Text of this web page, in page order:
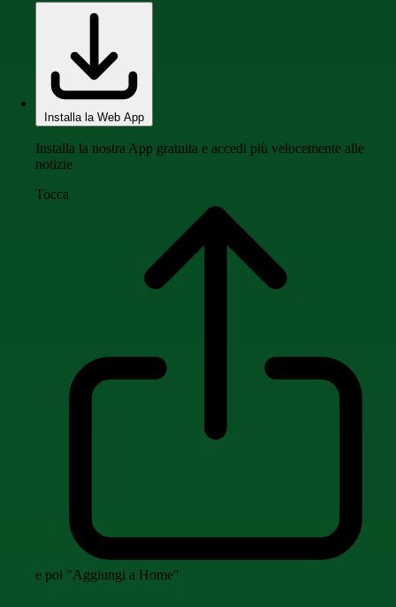
Installa la Web App
Installa la nostra App gratuita e accedi più velocemente alle
notizie
Tocca
e poi "Aggiungi a Home"